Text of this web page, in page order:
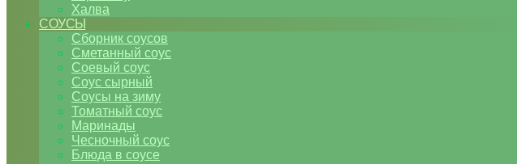
Халва
СОУСЫ
Сборник соусов
Сметанный соус
Соевый соус
Соус сырный
Соусы на зиму
Томатный соус
Маринады
Чесночный соус
Блюда в соусе